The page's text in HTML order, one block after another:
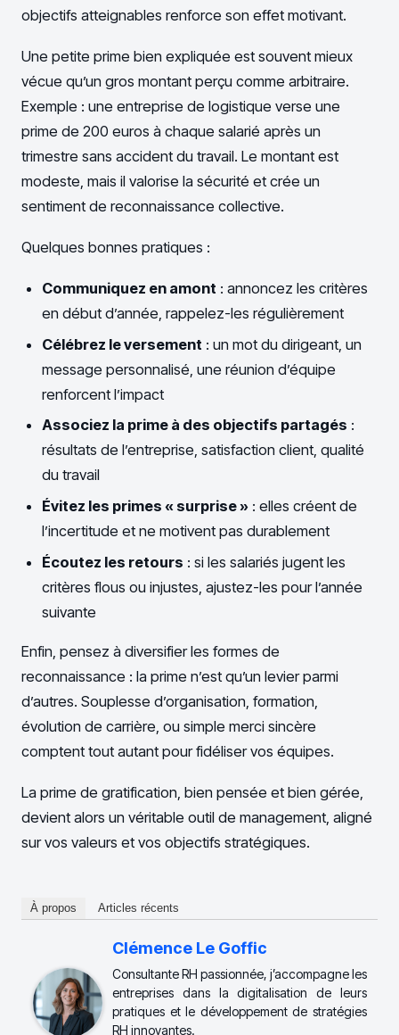
objectifs atteignables renforce son effet motivant.
Une petite prime bien expliquée est souvent mieux
vécue qu’un gros montant perçu comme arbitraire.
Exemple : une entreprise de logistique verse une
prime de 200 euros à chaque salarié après un
trimestre sans accident du travail. Le montant est
modeste, mais il valorise la sécurité et crée un
sentiment de reconnaissance collective.
Quelques bonnes pratiques :
Communiquez en amont : annoncez les critères
en début d’année, rappelez-les régulièrement
Célébrez le versement : un mot du dirigeant, un
message personnalisé, une réunion d’équipe
renforcent l’impact
Associez la prime à des objectifs partagés :
résultats de l’entreprise, satisfaction client, qualité
du travail
Évitez les primes « surprise » : elles créent de
l’incertitude et ne motivent pas durablement
Écoutez les retours : si les salariés jugent les
critères flous ou injustes, ajustez-les pour l’année
suivante
Enfin, pensez à diversifier les formes de
reconnaissance : la prime n’est qu’un levier parmi
d’autres. Souplesse d’organisation, formation,
évolution de carrière, ou simple merci sincère
comptent tout autant pour fidéliser vos équipes.
La prime de gratification, bien pensée et bien gérée,
devient alors un véritable outil de management, aligné
sur vos valeurs et vos objectifs stratégiques.
À propos Articles récents
Clémence Le Goffic
Consultante RH passionnée, j’accompagne les
entreprises dans la digitalisation de leurs
pratiques et le développement de stratégies
RH innovantes.